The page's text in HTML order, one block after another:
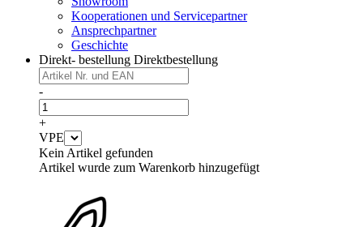
Kooperationen und Servicepartner
Ansprechpartner
Geschichte
Direkt- bestellung Direktbestellung
-
+
VPE
Kein Artikel gefunden
Artikel wurde zum Warenkorb hinzugefügt